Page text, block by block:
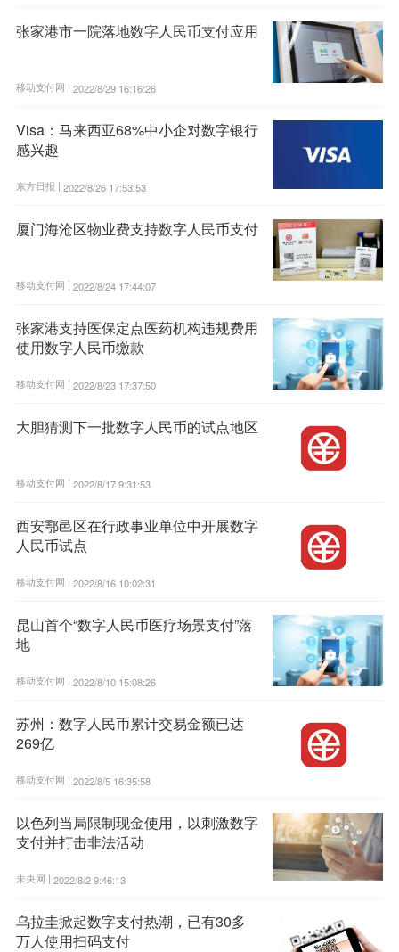
张家港市一院落地数字人民币支付应用
移动支付网 | 2022/8/29 16:16:26
Visa：马来西亚68%中小企对数字银行
感兴趣
东方日报 | 2022/8/26 17:53:53
厦门海沧区物业费支持数字人民币支付
移动支付网 | 2022/8/24 17:44:07
张家港支持医保定点医药机构违规费用
使用数字人民币缴款
移动支付网 | 2022/8/23 17:37:50
大胆猜测下一批数字人民币的试点地区
移动支付网 | 2022/8/17 9:31:53
西安鄠邑区在行政事业单位中开展数字
人民币试点
移动支付网 | 2022/8/16 10:02:31
昆山首个“数字人民币医疗场景支付”落
地
移动支付网 | 2022/8/10 15:08:26
苏州：数字人民币累计交易金额已达
269亿
移动支付网 | 2022/8/5 16:35:58
以色列当局限制现金使用，以刺激数字
支付并打击非法活动
未央网 | 2022/8/2 9:46:13
乌拉圭掀起数字支付热潮，已有30多
万人使用扫码支付